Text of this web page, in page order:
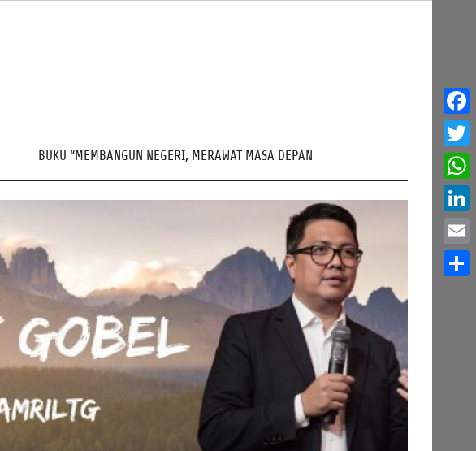
BUKU “MEMBANGUN NEGERI, MERAWAT MASA DEPAN
Email